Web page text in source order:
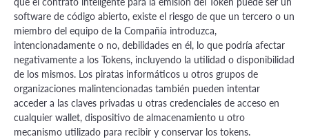
software de código abierto, existe el riesgo de que un tercero o un
miembro del equipo de la Compañía introduzca,
intencionadamente o no, debilidades en él, lo que podría afectar
negativamente a los Tokens, incluyendo la utilidad o disponibilidad
de los mismos. Los piratas informáticos u otros grupos de
organizaciones malintencionadas también pueden intentar
acceder a las claves privadas u otras credenciales de acceso en
cualquier wallet, dispositivo de almacenamiento u otro
mecanismo utilizado para recibir y conservar los tokens.